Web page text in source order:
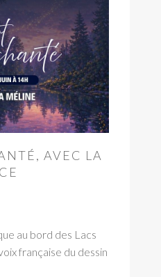
AVEC LA
au bord des Lacs
française du dessin